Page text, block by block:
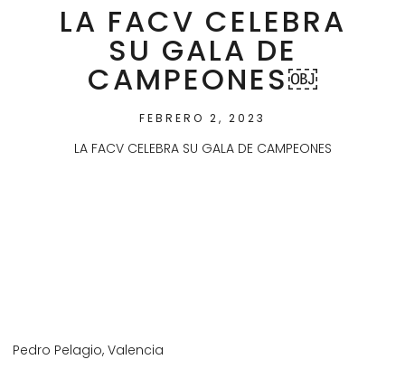
LA FACV CELEBRA
SU GALA DE
CAMPEONES￼
FEBRERO 2, 2023
LA FACV CELEBRA SU GALA DE CAMPEONES
Pedro Pelagio, Valencia